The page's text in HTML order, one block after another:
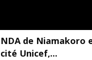
de Niamakoro
Unicef,...